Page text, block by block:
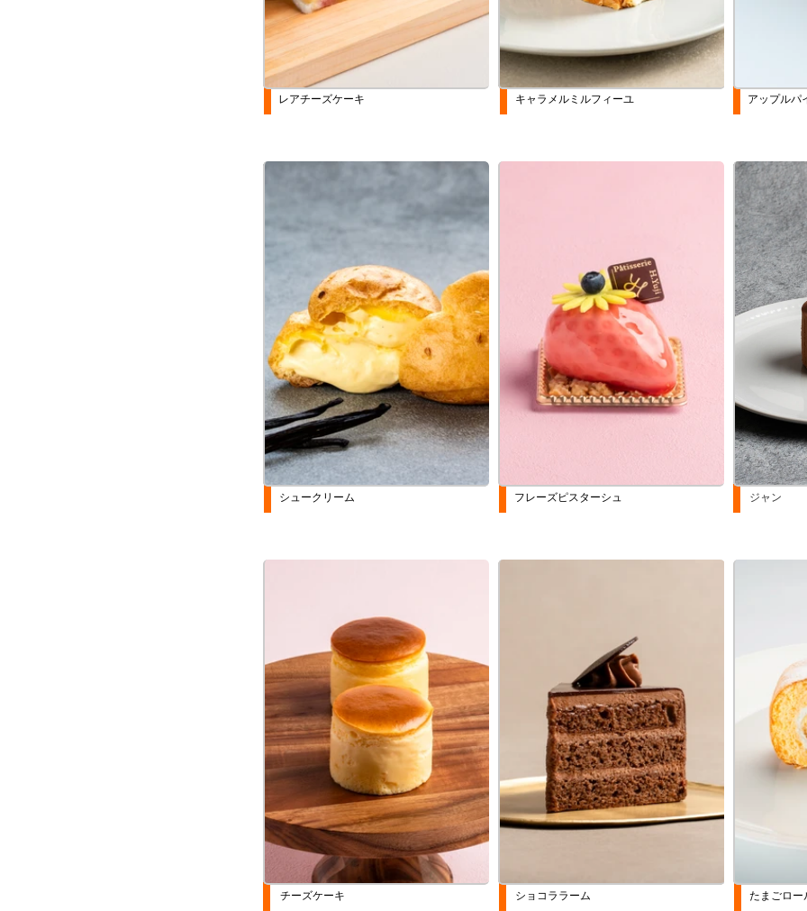
レアチーズケーキ キャラメルミルフィーユ アップルパ
シュークリーム フレーズピスターシュ ジャン
チーズケーキ ショコララーム たまごロー